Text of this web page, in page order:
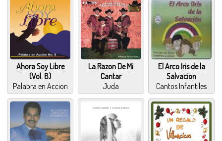
Ahora Soy Libre
(Vol. 8)
Palabra en Accion
La Razon De Mi
Cantar
Juda
El Arco Iris de la
Salvacion
Cantos Infantiles